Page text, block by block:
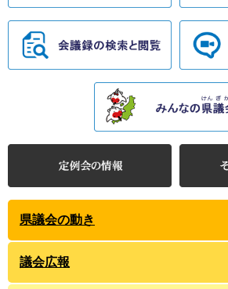
県議会の動き
議会広報